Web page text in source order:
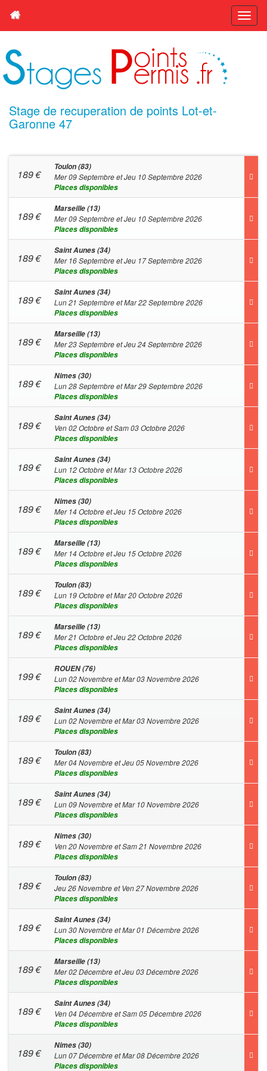
Stage de recuperation de points Lot-et-
Garonne 47
189€
Toulon (83)
Mer 09 Septembre et Jeu 10 Septembre 2026
Places disponibles
189€
Marseille (13)
Mer 09 Septembre et Jeu 10 Septembre 2026
Places disponibles
189€
Saint Aunes (34)
Mer 16 Septembre et Jeu 17 Septembre 2026
Places disponibles
189€
Saint Aunes (34)
Lun 21 Septembre et Mar 22 Septembre 2026
Places disponibles
189€
Marseille (13)
Mer 23 Septembre et Jeu 24 Septembre 2026
Places disponibles
189€
Nimes (30)
Lun 28 Septembre et Mar 29 Septembre 2026
Places disponibles
189€
Saint Aunes (34)
Ven 02 Octobre et Sam 03 Octobre 2026
Places disponibles
189€
Saint Aunes (34)
Lun 12 Octobre et Mar 13 Octobre 2026
Places disponibles
189€
Nimes (30)
Mer 14 Octobre et Jeu 15 Octobre 2026
Places disponibles
189€
Marseille (13)
Mer 14 Octobre et Jeu 15 Octobre 2026
Places disponibles
189€
Toulon (83)
Lun 19 Octobre et Mar 20 Octobre 2026
Places disponibles
189€
Marseille (13)
Mer 21 Octobre et Jeu 22 Octobre 2026
Places disponibles
199€
ROUEN (76)
Lun 02 Novembre et Mar 03 Novembre 2026
Places disponibles
189€
Saint Aunes (34)
Lun 02 Novembre et Mar 03 Novembre 2026
Places disponibles
189€
Toulon (83)
Mer 04 Novembre et Jeu 05 Novembre 2026
Places disponibles
189€
Saint Aunes (34)
Lun 09 Novembre et Mar 10 Novembre 2026
Places disponibles
189€
Nimes (30)
Ven 20 Novembre et Sam 21 Novembre 2026
Places disponibles
189€
Toulon (83)
Jeu 26 Novembre et Ven 27 Novembre 2026
Places disponibles
189€
Saint Aunes (34)
Lun 30 Novembre et Mar 01 Décembre 2026
Places disponibles
189€
Marseille (13)
Mer 02 Décembre et Jeu 03 Décembre 2026
Places disponibles
189€
Saint Aunes (34)
Ven 04 Décembre et Sam 05 Décembre 2026
Places disponibles
189€
Nimes (30)
Lun 07 Décembre et Mar 08 Décembre 2026
Places disponibles